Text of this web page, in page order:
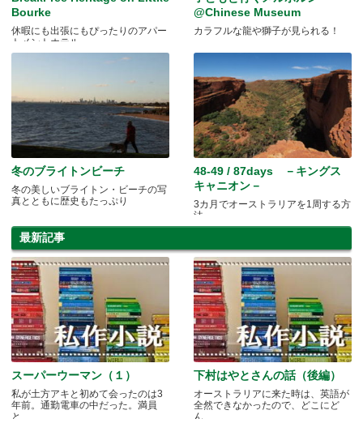
Bourke
休暇にも出張にもぴったりのアパー
トメントホテル
@Chinese Museum
カラフルな龍や獅子が見られる！
冬のブライトンビーチ
冬の美しいブライトン・ビーチの写
真とともに歴史もたっぷり
48-49 / 87days －キングス
キャニオン－
3カ月でオーストラリアを1周する方
法
最新記事
スーパーウーマン（１）
私が土方アキと初めて会ったのは3
年前。通勤電車の中だった。満員
と.....
下村はやとさんの話（後編）
オーストラリアに来た時は、英語が
全然できなかったので、どこにど
ん.....